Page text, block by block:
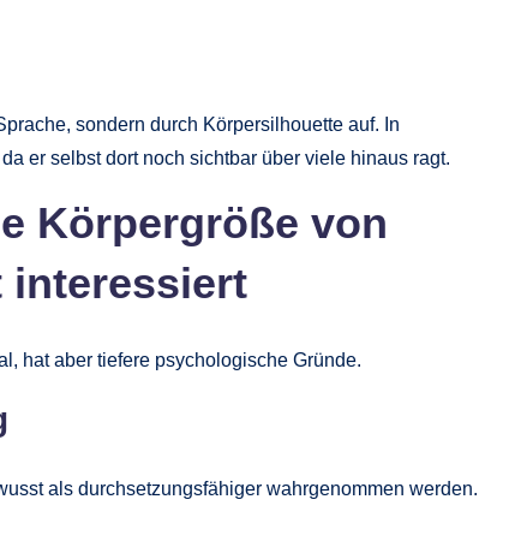
sondern durch Körpersilhouette auf. In
er selbst dort noch sichtbar über viele hinaus ragt.
Körpergröße von
interessiert
hat aber tiefere psychologische Gründe.
als durchsetzungsfähiger wahrgenommen werden.